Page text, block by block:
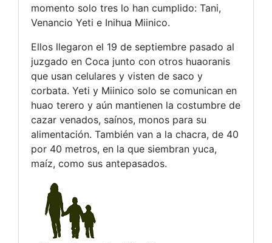
momento solo tres lo han cumplido: Tani,
Venancio Yeti e Inihua Miinico.
Ellos llegaron el 19 de septiembre pasado al
juzgado en Coca junto con otros huaoranis
que usan celulares y visten de saco y
corbata. Yeti y Miinico solo se comunican en
huao terero y aún mantienen la costumbre de
cazar venados, saínos, monos para su
alimentación. También van a la chacra, de 40
por 40 metros, en la que siembran yuca,
maíz, como sus antepasados.